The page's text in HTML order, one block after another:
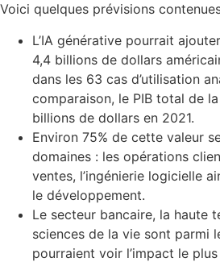
Voici quelques prévisions
L’IA générative pourrait
4,4 billions de dollars
dans les 63 cas d’utilisation
comparaison, le PIB total de
billions de dollars en 2021.
Environ 75% de cette valeur
domaines : les opérations
ventes, l’ingénierie logicielle
le développement.
Le secteur bancaire, la haute
sciences de la vie sont parmi
pourraient voir l’impact le